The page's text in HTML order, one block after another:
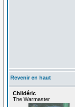
Revenir en haut
Childéric
The Warmaster